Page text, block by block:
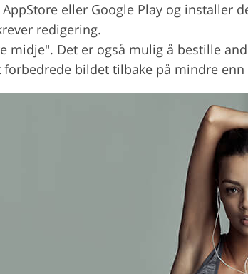
eller Google Play og installer
redigering.
midje". Det er også mulig å bestille
forbedrede bildet tilbake på mindre